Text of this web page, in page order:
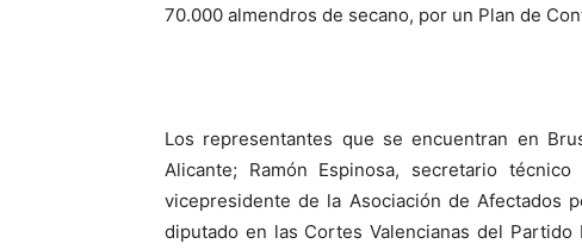
70.000 almendros de secano, por un Plan de
Los representantes que se encuentran en
Alicante; Ramón Espinosa, secretario
vicepresidente de la Asociación de Afectados
diputado en las Cortes Valencianas del